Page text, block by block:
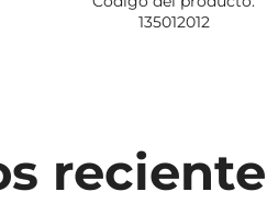
135012012